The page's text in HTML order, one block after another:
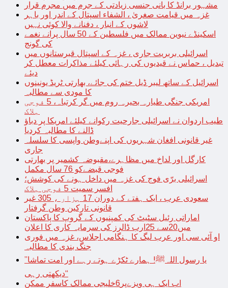
مشہور برانڈ کا بانی جنسی زیادتی کے جرم میں مجرم قرار
غزہ میں قیامت صغریٰ ، الشفاء اسپتال کے اندر اور باہر
لاشوں کے انبار ، دفنانے والا کوئی نہیں
اسکینڈے نیوین ممالک میں فلسطین کے 50 سال پرانے نغمے
کی گونج
اسرائیلی بربریت جاری ، غزہ کے اسپتال قبرستانوں میں
تبدیل ، حماس نے قیدیوں کی رہائی کیلئے مذاکرات معطل کر
دیئے
اسرائیل کے ساتھ لیبر ڈیل ختم کی جائے، بھارتی ٹریڈ یونینوں
کا مودی سے مطالبہ
امریکی جنگی طیارہ بحیرہ روم میں گر کرتباہ، 5 فوجی
ہلاک
طیب اردوان نے اسرائیلی جارحیت رکوانے کیلئے امریکا پر دباؤ
ڈالنے کا مطالبہ کردیا
غیر قانونی افغان شہریوں کی اپنےوطن واپسی کا سلسلہ
جاری
کارگل اور لداخ میں مظاہرے،مقبوضہ کشمیر پر بھارتی
فوجی قبضےکو 76 سال مکمل
اسرائیلی برّی فوج کی غزہ میں داخل ہونے کی کوشش؛
افسر سمیت 5 فوجی ہلاک
سعودی عرب ، ایک ہفتے کے دوران 17 ہزار ، 305 غیر
قانونی تارکین وطن گرفتار
اماراتی رئیل سٹیٹ کی کمپنیوں کے گروپ کا پاکستان
میں20سے 25ارب ڈالرز کی سرمایہ کاری کا اعلان
او آئی سی اور عرب لیگ کا ہنگامی اجلاس، غزہ میں فوری
جنگ بندی کا مطالبہ
’’یا رسول اللہﷺ! ہمارے ٹکڑے ہوتے رہے اور امت تماشا
دیکھتی رہی‘‘
اب ایک ہی ویزےپر6خلیجی ممالک کاسفر ممکن